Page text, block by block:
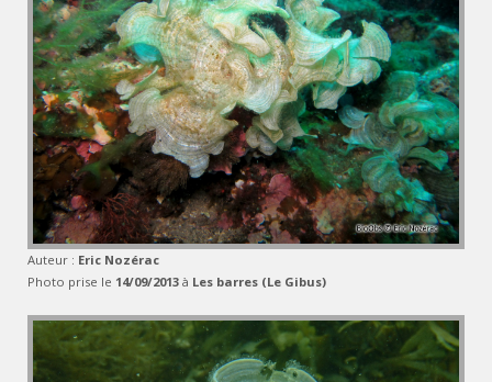
Auteur : Eric Nozérac
Photo prise le 14/09/2013 à Les barres (Le Gibus)